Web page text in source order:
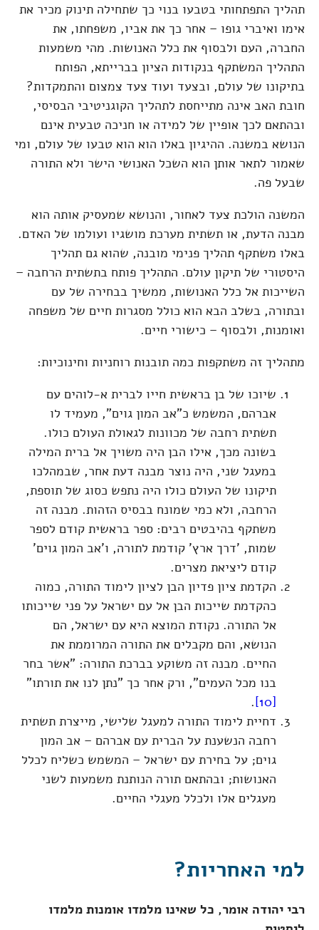
תהליך התפתחותי בטבעו בנוי כך שתחילה תינוק מכיר את
אימו ואיברי גופו – אחר כך את אביו, משפחתו, את
החברה, העם ולבסוף את כלל האנושות. מהי משמעות
התהליך המשתקף בנקודות הציון בברייתא, הפותח
בתיקונו של עולם, ובצעד ועוד צעד צמצום והתמקדות?
חובת האב אינה מתייחסת לתהליך הקוגניטיבי הבסיסי,
ובהתאם לכך אופיין של למידה או חניכה טבעית אינם
הנושא במשנה. ההיגיון באלו הוא הוא טבעו של עולם, ומי
שאמור לתאר אותן הוא השכל האנושי הישר ולא התורה
שבעל פה.
המשנה הולכת צעד לאחור, והנושא שמעסיק אותה הוא
מבנה הדעת, או תשתית מערכת מושגיו ועולמו של האדם.
באלו משתקף תהליך פנימי מובנה, שהוא גם תהליך
היסטורי של תיקון עולם. התהליך פותח בתשתית הרחבה –
השייכות אל כלל האנושות, ממשיך בבחירה של עם
ובתורה, בשלב הבא הוא כולל מסגרות חיים של משפחה
ואומנות, ולבסוף – כישורי חיים.
מתהליך זה משתקפות כמה תובנות רוחניות וחינוכיות:
שיוכו של בן בראשית חייו לברית א-לוהים עם
אברהם, המשמש כ"אב המון גוים", מעמיד לו
תשתית רחבה של מכוונות לגאולת העולם כולו.
בשונה מכך, אילו הבן היה משויך אל ברית המילה
במעגל שני, היה נוצר מבנה דעת אחר, שבמהלכו
תיקונו של העולם כולו היה נתפש כסוג של תוספת,
הרחבה, ולא כמי שמונח בבסיס הזהות. מבנה זה
משתקף בהיבטים רבים: ספר בראשית קודם לספר
שמות, 'דרך ארץ' קודמת לתורה, ו'אב המון גוים'
קודם ליציאת מצרים.
הקדמת ציון פדיון הבן לציון לימוד התורה, כמוה
כהקדמת שייכות הבן אל עם ישראל על פני שייכותו
אל התורה. נקודת המוצא היא עם ישראל, הם
הנושא, והם מקבלים את התורה המרוממת את
החיים. מבנה זה משוקע בברכת התורה: "אשר בחר
בנו מכל העמים", ורק אחר כך "נתן לנו את תורתו"
.
דחיית לימוד התורה למעגל שלישי, מייצרת תשתית
רחבה הנשענת על הברית עם אברהם – אב המון
גוים; על בחירת עם ישראל – המשמש כשליח לכלל
האנושות; ובהתאם תורה הנותנת משמעות לשני
מעגלים אלו ולכלל מעגלי החיים.
למי האחריות?
רבי יהודה אומר, כל שאינו מלמדו אומנות מלמדו